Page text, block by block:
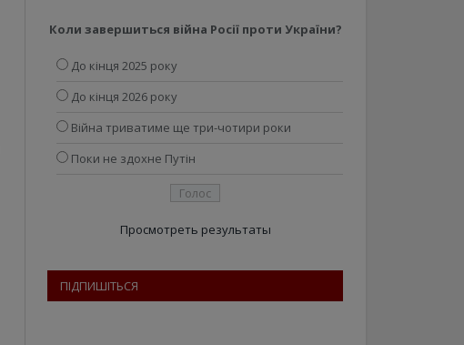
Коли завершиться війна Росії проти України?
До кінця 2025 року
До кінця 2026 року
Війна триватиме ще три-чотири роки
Поки не здохне Путін
Просмотреть результаты
ПІДПИШІТЬСЯ